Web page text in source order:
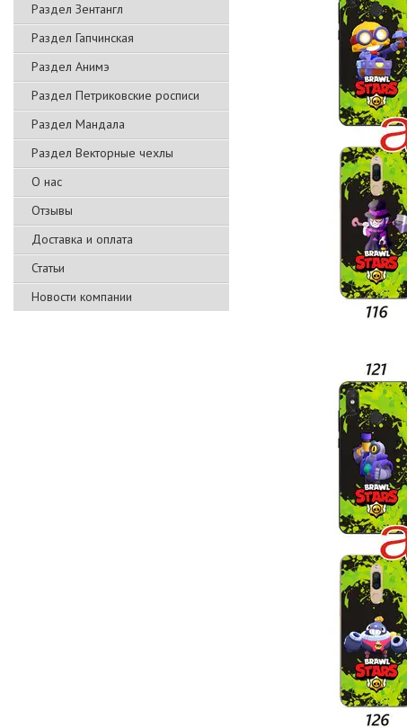
Раздел Зентангл
Раздел Гапчинская
Раздел Анимэ
Раздел Петриковские росписи
Раздел Мандала
Раздел Векторные чехлы
О нас
Отзывы
Доставка и оплата
Статьи
Новости компании